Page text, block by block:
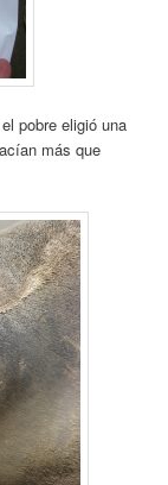
pobre eligió una
más que